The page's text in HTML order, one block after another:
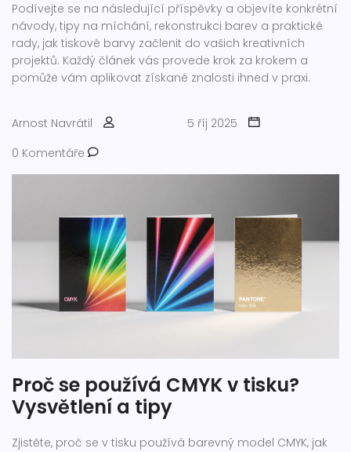
Podívejte se na následující příspěvky a objevíte konkrétní
návody, tipy na míchání, rekonstrukci barev a praktické
rady, jak tiskové barvy začlenit do vašich kreativních
projektů. Každý článek vás provede krok za krokem a
pomůže vám aplikovat získané znalosti ihned v praxi.
Arnost Navrátil
5 říj 2025
0 Komentáře
Proč se používá CMYK v tisku?
Vysvětlení a tipy
Zjistěte, proč se v tisku používá barevný model CMYK, jak